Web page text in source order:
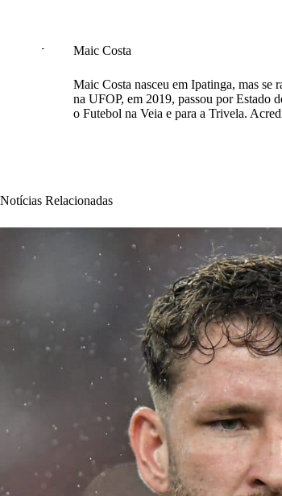
Maic Costa
Maic Costa nasceu em Ipatinga, mas se
na UFOP, em 2019, passou por Estado
o Futebol na Veia e para a Trivela.
Notícias Relacionadas